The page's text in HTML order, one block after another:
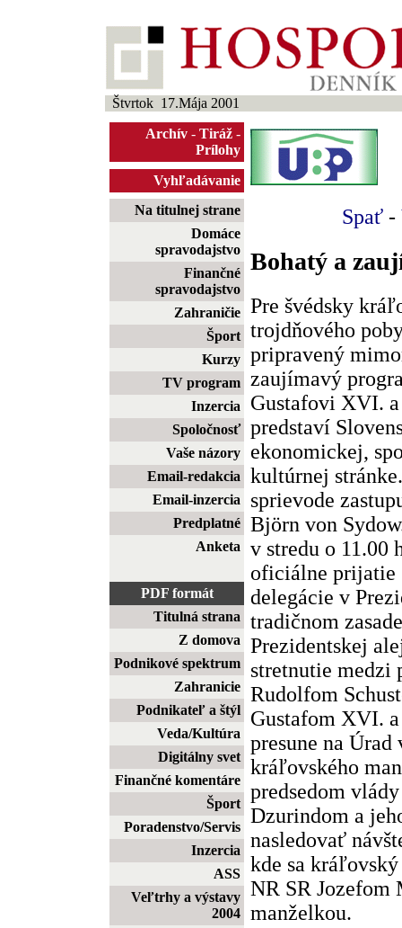
Štvrtok 17.Mája 2001
Archív - Tiráž -
Prílohy
Vyhľadávanie
Na titulnej strane
Domáce
spravodajstvo
Finančné
spravodajstvo
Zahraničie
Šport
Kurzy
TV program
Inzercia
Spoločnosť
Vaše názory
Email-redakcia
Email-inzercia
Predplatné
Anketa
PDF formát
Titulná strana
Z domova
Podnikové spektrum
Zahranicie
Podnikateľ a štýl
Veda/Kultúra
Digitálny svet
Finančné komentáre
Šport
Poradenstvo/Servis
Inzercia
ASS
Veľtrhy a výstavy
2004
Spať -
Bohatý a
Pre švédsky
trojdňového
pripravený
zaujímavý
Gustafovi XVI.
predstaví
ekonomickej,
kultúrnej
sprievode
Björn von
v stredu o 11.00
oficiálne prijatie
delegácie v
tradičnom
Prezidentskej
stretnutie medzi
Rudolfom
Gustafom XVI.
presune na
kráľovského
predsedom
Dzurindom a
nasledovať
kde sa kráľovský
NR SR Jozefom
manželkou.